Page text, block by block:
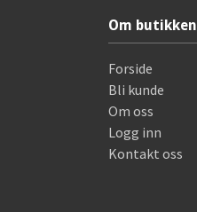
Om butikken
Forside
Bli kunde
Om oss
Logg inn
Kontakt oss